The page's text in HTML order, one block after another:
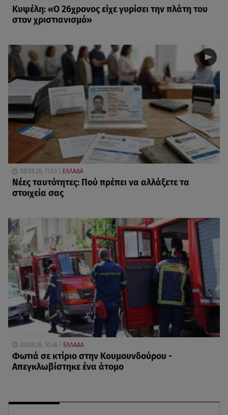
Κυψέλη: «Ο 26χρονος είχε γυρίσει την πλάτη του
στον χριστιανισμό»
08.08.26, 11:03 ΕΛΛΑΔΑ
Νέες ταυτότητες: Πού πρέπει να αλλάξετε τα
στοιχεία σας
08.08.26, 10:46 ΕΛΛΑΔΑ
Φωτιά σε κτίριο στην Κουμουνδούρου -
Απεγκλωβίστηκε ένα άτομο